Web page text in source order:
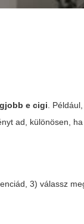
e cigi .
ad, különösen,
3) válassz